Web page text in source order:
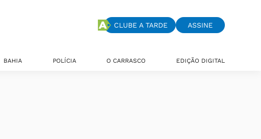
CLUBE A TARDE ASSINE
BAHIA POLÍCIA O CARRASCO EDIÇÃO DIGITAL